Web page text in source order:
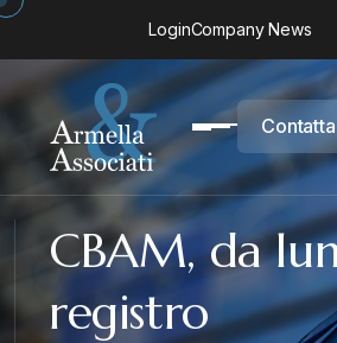
LoginCompany News
Contatta
CBAM, da
registro